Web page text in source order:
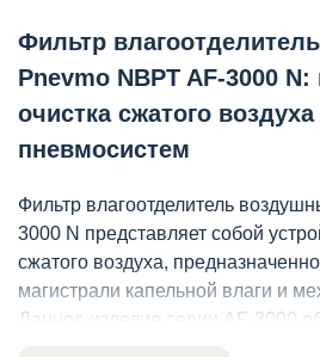
Фильтр
Pnevmo NBPT AF-3000 N:
очистка сжатого
пневмосистем
Фильтр влагоотделитель
3000 N представляет собой
сжатого воздуха,
магистрали капельной влаги и
Данное изделие серии AF-3000